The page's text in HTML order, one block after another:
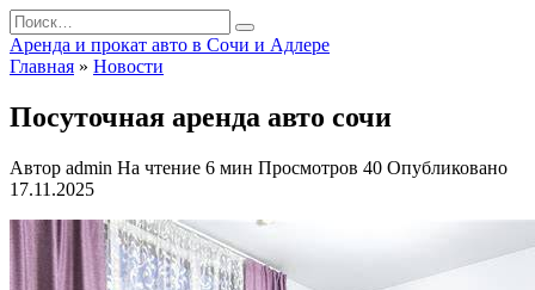
Перейти
к
содержанию
Search
for:
Аренда и прокат авто в Сочи и Адлере
Главная » Новости
Посуточная аренда авто сочи
Автор admin На чтение 6 мин Просмотров 40 Опубликовано
17.11.2025